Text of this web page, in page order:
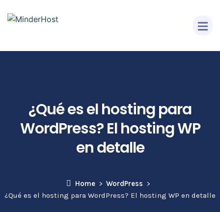
¿Qué es el hosting para
WordPress? El hosting WP
en detalle
Home
WordPress
¿Qué es el hosting para WordPress? El hosting WP en detalle